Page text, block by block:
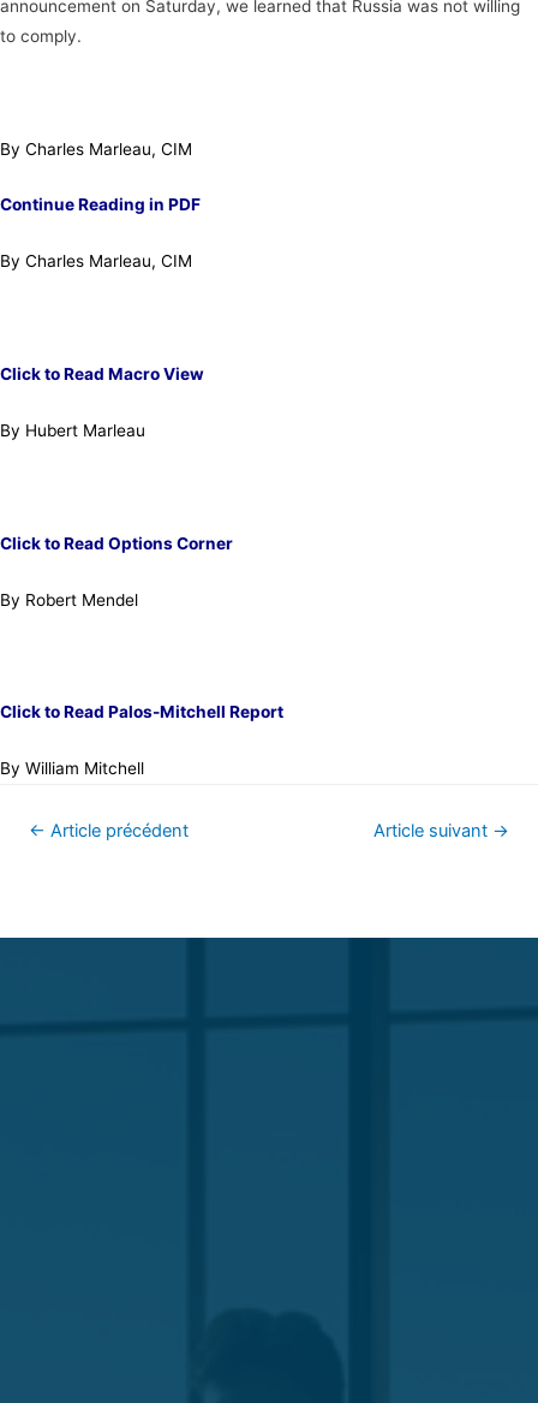
announcement on Saturday, we learned that Russia was not willing
to comply.
By Charles Marleau, CIM
Continue Reading in PDF
By Charles Marleau, CIM
Click to Read Macro View
By Hubert Marleau
Click to Read Options Corner
By Robert Mendel
Click to Read Palos-Mitchell Report
By William Mitchell
← Article précédent Article suivant →